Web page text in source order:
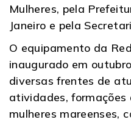
Mulheres, pela
Janeiro e pela
O equipamento da
inaugurado em
diversas frentes de
atividades,
mulheres mareenses,